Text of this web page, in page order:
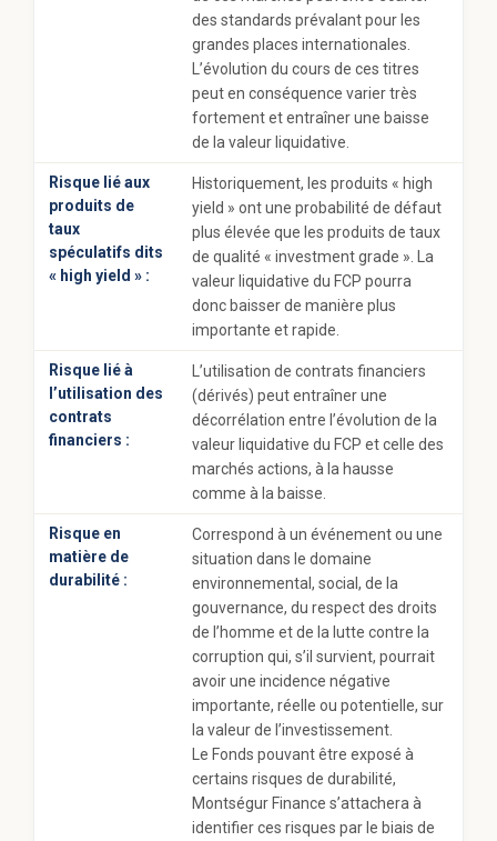
des standards prévalant pour les
grandes places internationales.
L’évolution du cours de ces titres
peut en conséquence varier très
fortement et entraîner une baisse
de la valeur liquidative.
Risque lié aux
produits de
taux
spéculatifs dits
« high yield » :
Historiquement, les produits « high
yield » ont une probabilité de défaut
plus élevée que les produits de taux
de qualité « investment grade ». La
valeur liquidative du FCP pourra
donc baisser de manière plus
importante et rapide.
Risque lié à
l’utilisation des
contrats
financiers :
L’utilisation de contrats financiers
(dérivés) peut entraîner une
décorrélation entre l’évolution de la
valeur liquidative du FCP et celle des
marchés actions, à la hausse
comme à la baisse.
Risque en
matière de
durabilité :
Correspond à un événement ou une
situation dans le domaine
environnemental, social, de la
gouvernance, du respect des droits
de l’homme et de la lutte contre la
corruption qui, s’il survient, pourrait
avoir une incidence négative
importante, réelle ou potentielle, sur
la valeur de l’investissement.
Le Fonds pouvant être exposé à
certains risques de durabilité,
Montségur Finance s’attachera à
identifier ces risques par le biais de